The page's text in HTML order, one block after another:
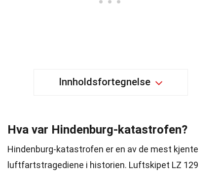
Innholdsfortegnelse
Hva var Hindenburg-katastrofen?
Hindenburg-katastrofen er en av de mest kjente
luftfartstragediene i historien. Luftskipet LZ 129